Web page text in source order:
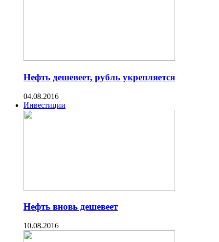
Нефть дешевеет, рубль укрепляется
04.08.2016
Инвестиции
Нефть вновь дешевеет
10.08.2016